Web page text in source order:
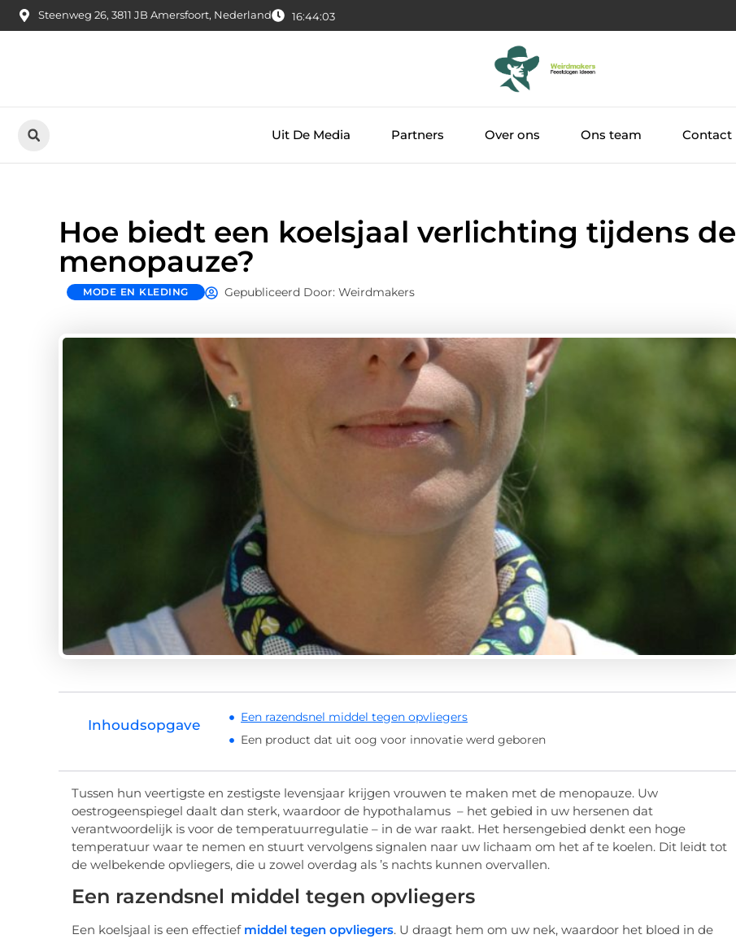
Steenweg 26, 3811 JB Amersfoort, Nederland 16:44:04
Uit De Media Partners Over ons Ons team Contact
Hoe biedt een koelsjaal verlichting tijdens de
menopauze?
MODE EN KLEDING Gepubliceerd Door: Weirdmakers
Inhoudsopgave
Een razendsnel middel tegen opvliegers
Een product dat uit oog voor innovatie werd geboren
Tussen hun veertigste en zestigste levensjaar krijgen vrouwen te maken met de menopauze. Uw
oestrogeenspiegel daalt dan sterk, waardoor de hypothalamus – het gebied in uw hersenen dat
verantwoordelijk is voor de temperatuurregulatie – in de war raakt. Het hersengebied denkt een hoge
temperatuur waar te nemen en stuurt vervolgens signalen naar uw lichaam om het af te koelen. Dit leidt tot
de welbekende opvliegers, die u zowel overdag als ’s nachts kunnen overvallen.
Een razendsnel middel tegen opvliegers
Een koelsjaal is een effectief middel tegen opvliegers. U draagt hem om uw nek, waardoor het bloed in de